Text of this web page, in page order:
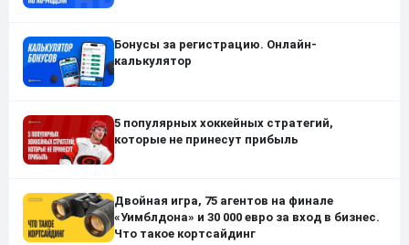
Бонусы за регистрацию. Онлайн-
калькулятор
5 популярных хоккейных стратегий,
которые не принесут прибыль
Двойная игра, 75 агентов на финале
«Уимблдона» и 30 000 евро за вход в бизнес.
Что такое кортсайдинг